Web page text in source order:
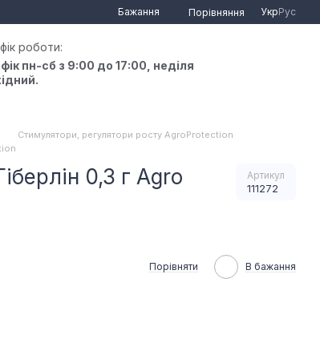
Бажання Порівняння УкрРус
роботи:
пн-сб з 9:00 до 17:00, неділя
Стимулятори, регулятори росту AgroProtection
0,3 г Agro
Артикул
111272
Порівняти В бажання